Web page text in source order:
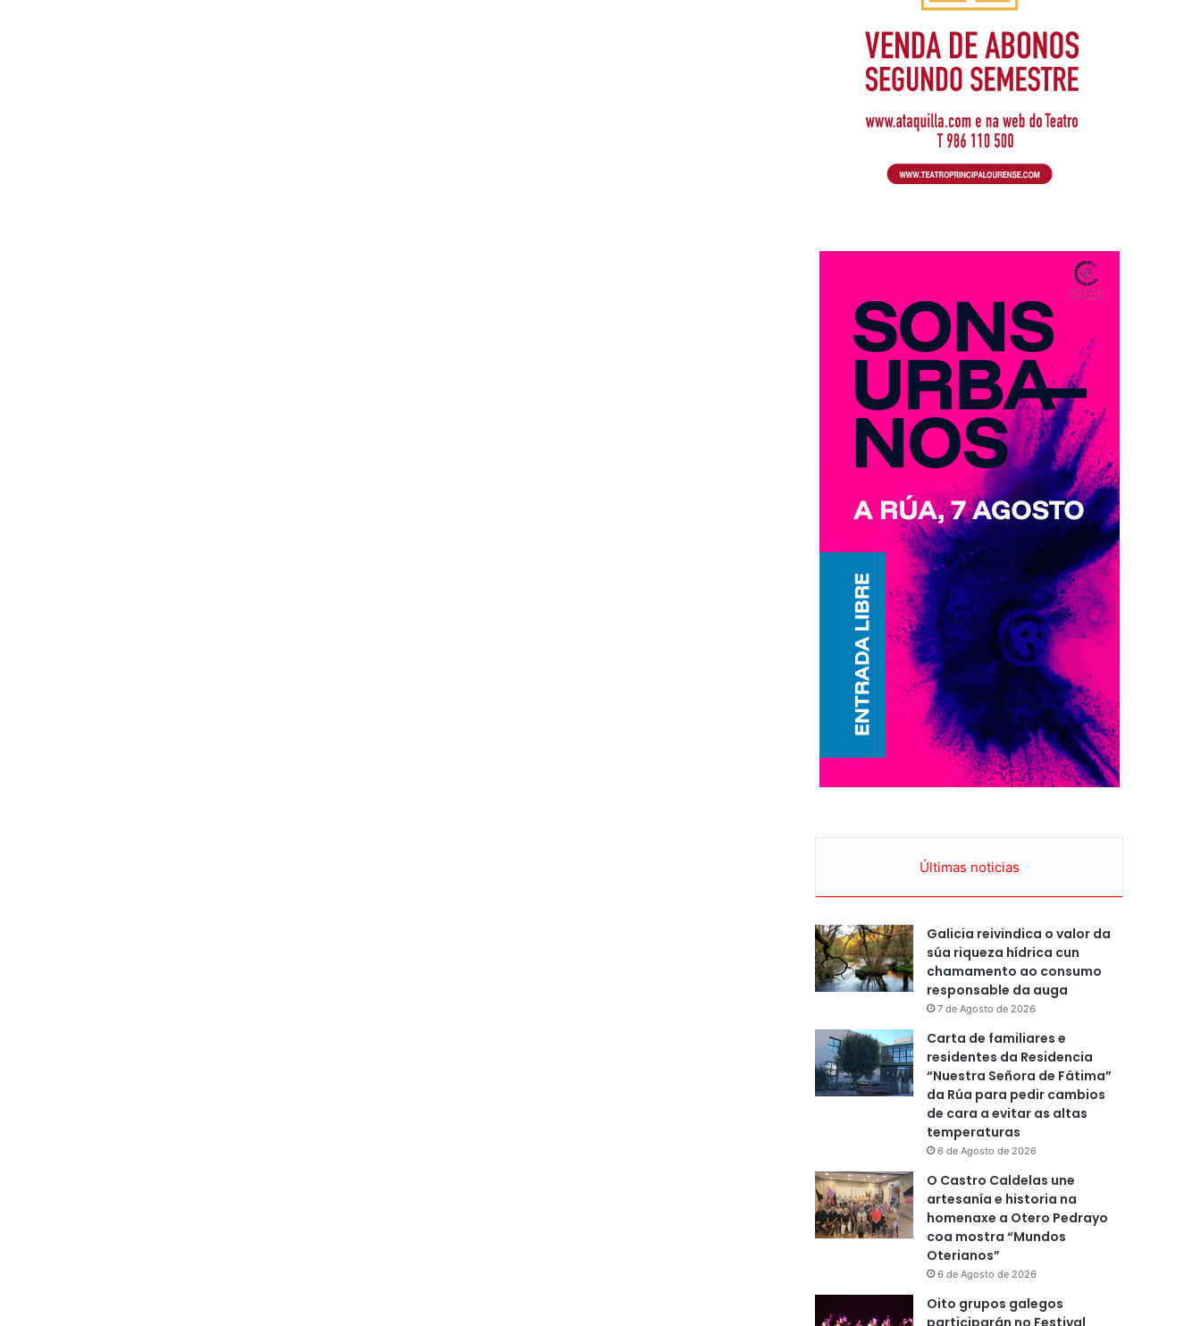
Últimas noticias
Galicia reivindica o valor da
súa riqueza hídrica cun
chamamento ao consumo
responsable da auga
7 de Agosto de 2026
Carta de familiares e
residentes da Residencia
“Nuestra Señora de Fátima”
da Rúa para pedir cambios
de cara a evitar as altas
temperaturas
6 de Agosto de 2026
O Castro Caldelas une
artesanía e historia na
homenaxe a Otero Pedrayo
coa mostra “Mundos
Oterianos”
6 de Agosto de 2026
Oito grupos galegos
participarán no Festival